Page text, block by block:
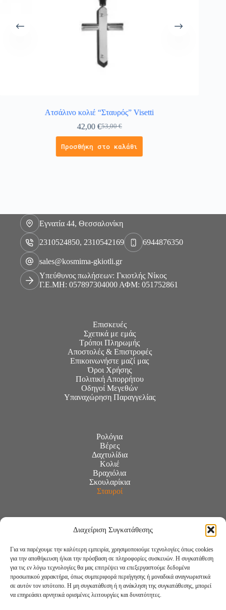
Διαχείριση Συγκατάθεσης
Για να παρέχουμε την καλύτερη εμπειρία, χρησιμοποιούμε τεχνολογίες όπως cookies
για την αποθήκευση ή/και την πρόσβαση σε πληροφορίες συσκευών. Η συγκατάθεση
για τις εν λόγω τεχνολογίες θα μας επιτρέψει να επεξεργαστούμε δεδομένα
προσωπικού χαρακτήρα, όπως συμπεριφορά περιήγησης ή μοναδικά αναγνωριστικά
σε αυτόν τον ιστότοπο. Η μη συγκατάθεση ή η ανάκληση της συγκατάθεσης, μπορεί
να επηρεάσει αρνητικά ορισμένες λειτουργίες και δυνατότητες.
Ατσάλινο κολιέ “Σταυρός” Visetti
53,00€
42,00 €
Προσθήκη στο καλάθι
Εγνατία 44, Θεσσαλονίκη
2310524850, 2310542169 6944876350
sales@kosmima-gkiotli.gr
Υπεύθυνος πωλήσεων: Γκιοτλής Νίκος
Γ.Ε.ΜΗ: 057897304000 ΑΦΜ: 051752861
Επισκευές
Σχετικά με εμάς
Τρόποι Πληρωμής
Αποστολές & Επιστροφές
Επικοινωνήστε μαζί μας
Όροι Χρήσης
Πολιτική Απορρήτου
Οδηγοί Μεγεθών
Υπαναχώρηση Παραγγελίας
Ρολόγια
Βέρες
Δαχτυλίδια
Κολιέ
Βραχιόλια
Σκουλαρίκια
Σταυροί